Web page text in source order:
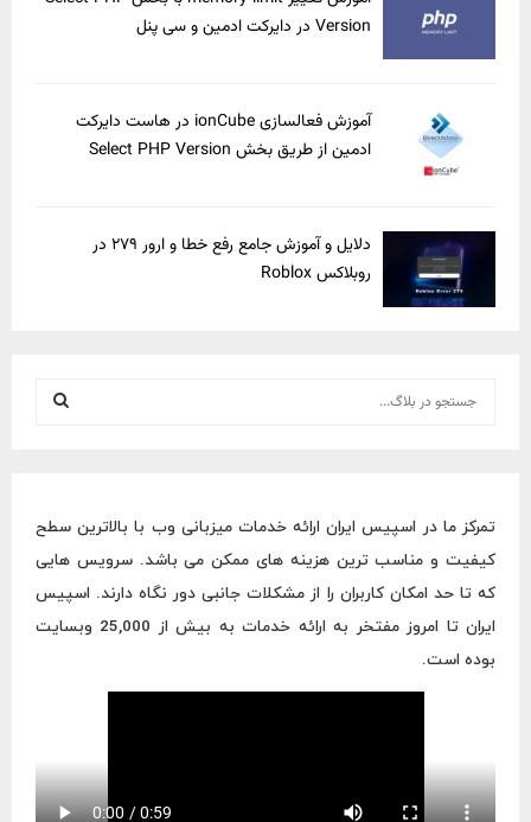
Version در دایرکت ادمین و سی پنل
آموزش فعالسازی ionCube در هاست دایرکت
ادمین از طریق بخش Select PHP Version
دلایل و آموزش جامع رفع خطا و ارور ۲۷۹ در
روبلاکس Roblox
h
f
o
r
:
R
C
تمرکز ما در اسپیس ایران ارائه خدمات میزبانی وب با بالاترین سطح
کیفیت و مناسب ترین هزینه های ممکن می باشد. سرویس هایی
که تا حد امکان کاربران را از مشکلات جانبی دور نگاه دارند. اسپیس
ایران تا امروز مفتخر به ارائه خدمات به بیش از 25,000 وبسایت
بوده است.